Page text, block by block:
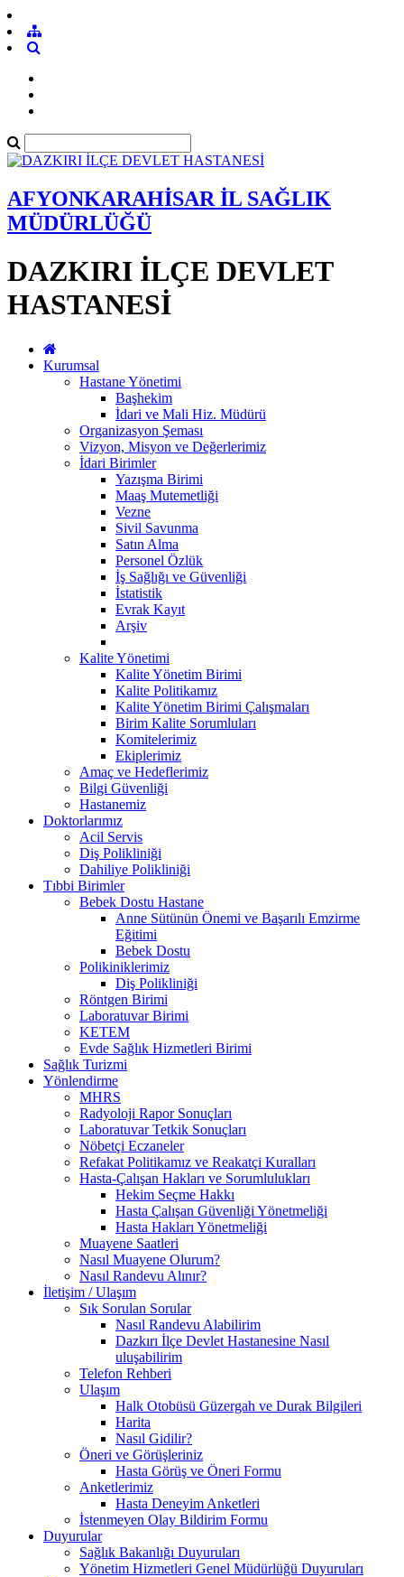
AFYONKARAHİSAR İL SAĞLIK
MÜDÜRLÜĞÜ
DAZKIRI İLÇE DEVLET
HASTANESİ
Kurumsal
Hastane Yönetimi
Başhekim
İdari ve Mali Hiz. Müdürü
Organizasyon Şeması
Vizyon, Misyon ve Değerlerimiz
İdari Birimler
Yazışma Birimi
Maaş Mutemetliği
Vezne
Sivil Savunma
Satın Alma
Personel Özlük
İş Sağlığı ve Güvenliği
İstatistik
Evrak Kayıt
Arşiv
Kalite Yönetimi
Kalite Yönetim Birimi
Kalite Politikamız
Kalite Yönetim Birimi Çalışmaları
Birim Kalite Sorumluları
Komitelerimiz
Ekiplerimiz
Amaç ve Hedeflerimiz
Bilgi Güvenliği
Hastanemiz
Doktorlarımız
Acil Servis
Diş Polikliniği
Dahiliye Polikliniği
Tıbbi Birimler
Bebek Dostu Hastane
Anne Sütünün Önemi ve Başarılı Emzirme
Eğitimi
Bebek Dostu
Polikiniklerimiz
Diş Polikliniği
Röntgen Birimi
Laboratuvar Birimi
KETEM
Evde Sağlık Hizmetleri Birimi
Sağlık Turizmi
Yönlendirme
MHRS
Radyoloji Rapor Sonuçları
Laboratuvar Tetkik Sonuçları
Nöbetçi Eczaneler
Refakat Politikamız ve Reakatçi Kuralları
Hasta-Çalışan Hakları ve Sorumlulukları
Hekim Seçme Hakkı
Hasta Çalışan Güvenliği Yönetmeliği
Hasta Hakları Yönetmeliği
Muayene Saatleri
Nasıl Muayene Olurum?
Nasıl Randevu Alınır?
İletişim / Ulaşım
Sık Sorulan Sorular
Nasıl Randevu Alabilirim
Dazkırı İlçe Devlet Hastanesine Nasıl
uluşabilirim
Telefon Rehberi
Ulaşım
Halk Otobüsü Güzergah ve Durak Bilgileri
Harita
Nasıl Gidilir?
Öneri ve Görüşleriniz
Hasta Görüş ve Öneri Formu
Anketlerimiz
Hasta Deneyim Anketleri
İstenmeyen Olay Bildirim Formu
Duyurular
Sağlık Bakanlığı Duyuruları
Yönetim Hizmetleri Genel Müdürlüğü Duyuruları